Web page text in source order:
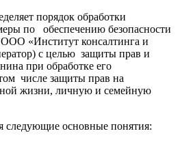
порядок обработки
по обеспечению безопасности
«Институт консалтинга и
с целью защиты прав и
при обработке его
числе защиты прав на
жизни, личную и семейную
следующие основные понятия: